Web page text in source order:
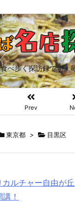
べ歩く探訪録です。
Prev
東京都 > 目黒区
カルチャー自由が
！